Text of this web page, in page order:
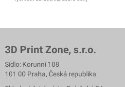
3D Print Zone, s.r.o.
Sídlo: Korunní 108
101 00 Praha, Česká republika